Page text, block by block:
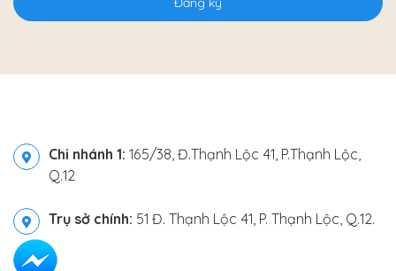
Chi nhánh 1: 165/38, Đ.Thạnh Lộc 41, P.Thạnh Lộc,
Q.12
Trụ sở chính: 51 Đ. Thạnh Lộc 41, P. Thạnh Lộc, Q.12.